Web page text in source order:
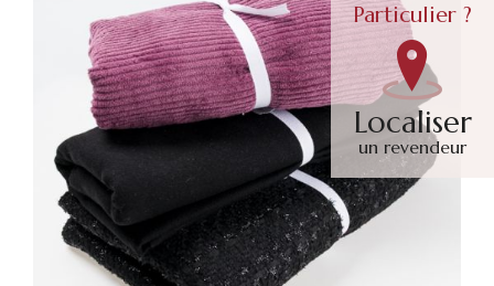
Particulier ?
Localiser
un revendeur